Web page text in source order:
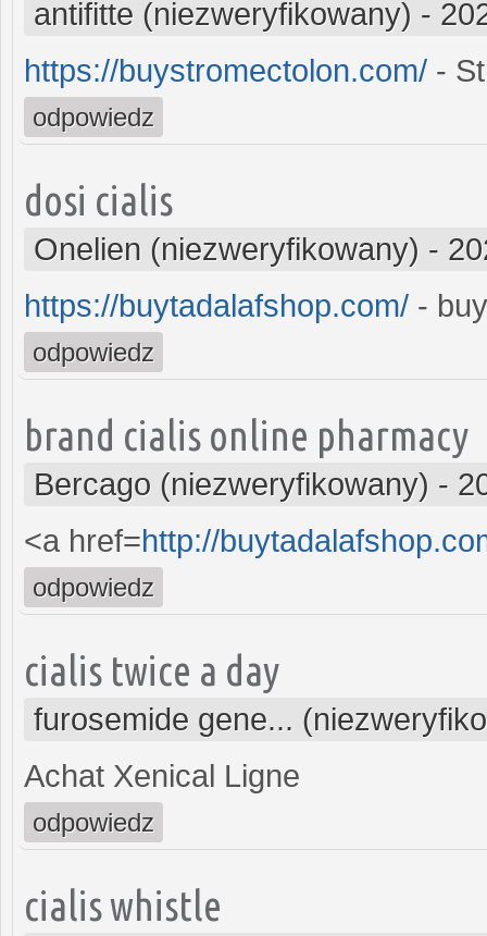
antifitte (niezweryfikowany) -
https://buystromectolon.com/ -
odpowiedz
dosi cialis
Onelien (niezweryfikowany) -
https://buytadalafshop.com/ -
odpowiedz
brand cialis online pharmacy
Bercago (niezweryfikowany) -
<a href=http://
odpowiedz
cialis twice a day
furosemide gene...
Achat Xenical Ligne
odpowiedz
cialis whistle